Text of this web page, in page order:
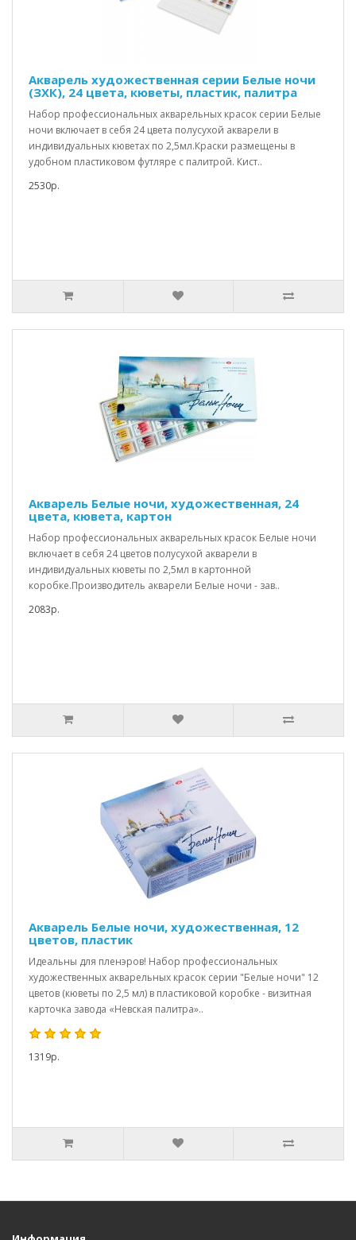
Акварель художественная серии Белые ночи
(ЗХК), 24 цвета, кюветы, пластик, палитра
Набор профессиональных акварельных красок серии Белые
ночи включает в себя 24 цвета полусухой акварели в
индивидуальных кюветах по 2,5мл.Краски размещены в
удобном пластиковом футляре с палитрой. Кист..
2530р.
Акварель Белые ночи, художественная, 24
цвета, кювета, картон
Набор профессиональных акварельных красок Белые ночи
включает в себя 24 цветов полусухой акварели в
индивидуальных кюветы по 2,5мл в картонной
коробке.Производитель акварели Белые ночи - зав..
2083р.
Акварель Белые ночи, художественная, 12
цветов, пластик
Идеальны для пленэров! Набор профессиональных
художественных акварельных красок серии "Белые ночи" 12
цветов (кюветы по 2,5 мл) в пластиковой коробке - визитная
карточка завода «Невская палитра»..
1319р.